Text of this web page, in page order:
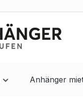
springen
Anhänger